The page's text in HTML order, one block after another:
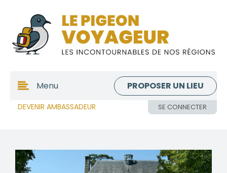
DEVENIR AMBASSADEUR SE CONNECTER
Menu PROPOSER UN LIEU